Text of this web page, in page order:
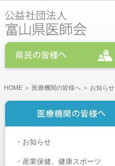
HOME ＞ 医療機関の皆様へ ＞ お知らせ
・ お知らせ
・ 産業保健、健康スポーツ